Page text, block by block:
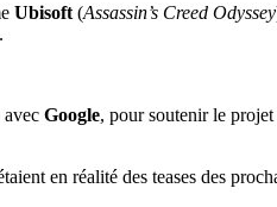
Ubisoft (Assassin’s Creed Odyssey
.
avec Google, pour soutenir le projet
en réalité des teases des